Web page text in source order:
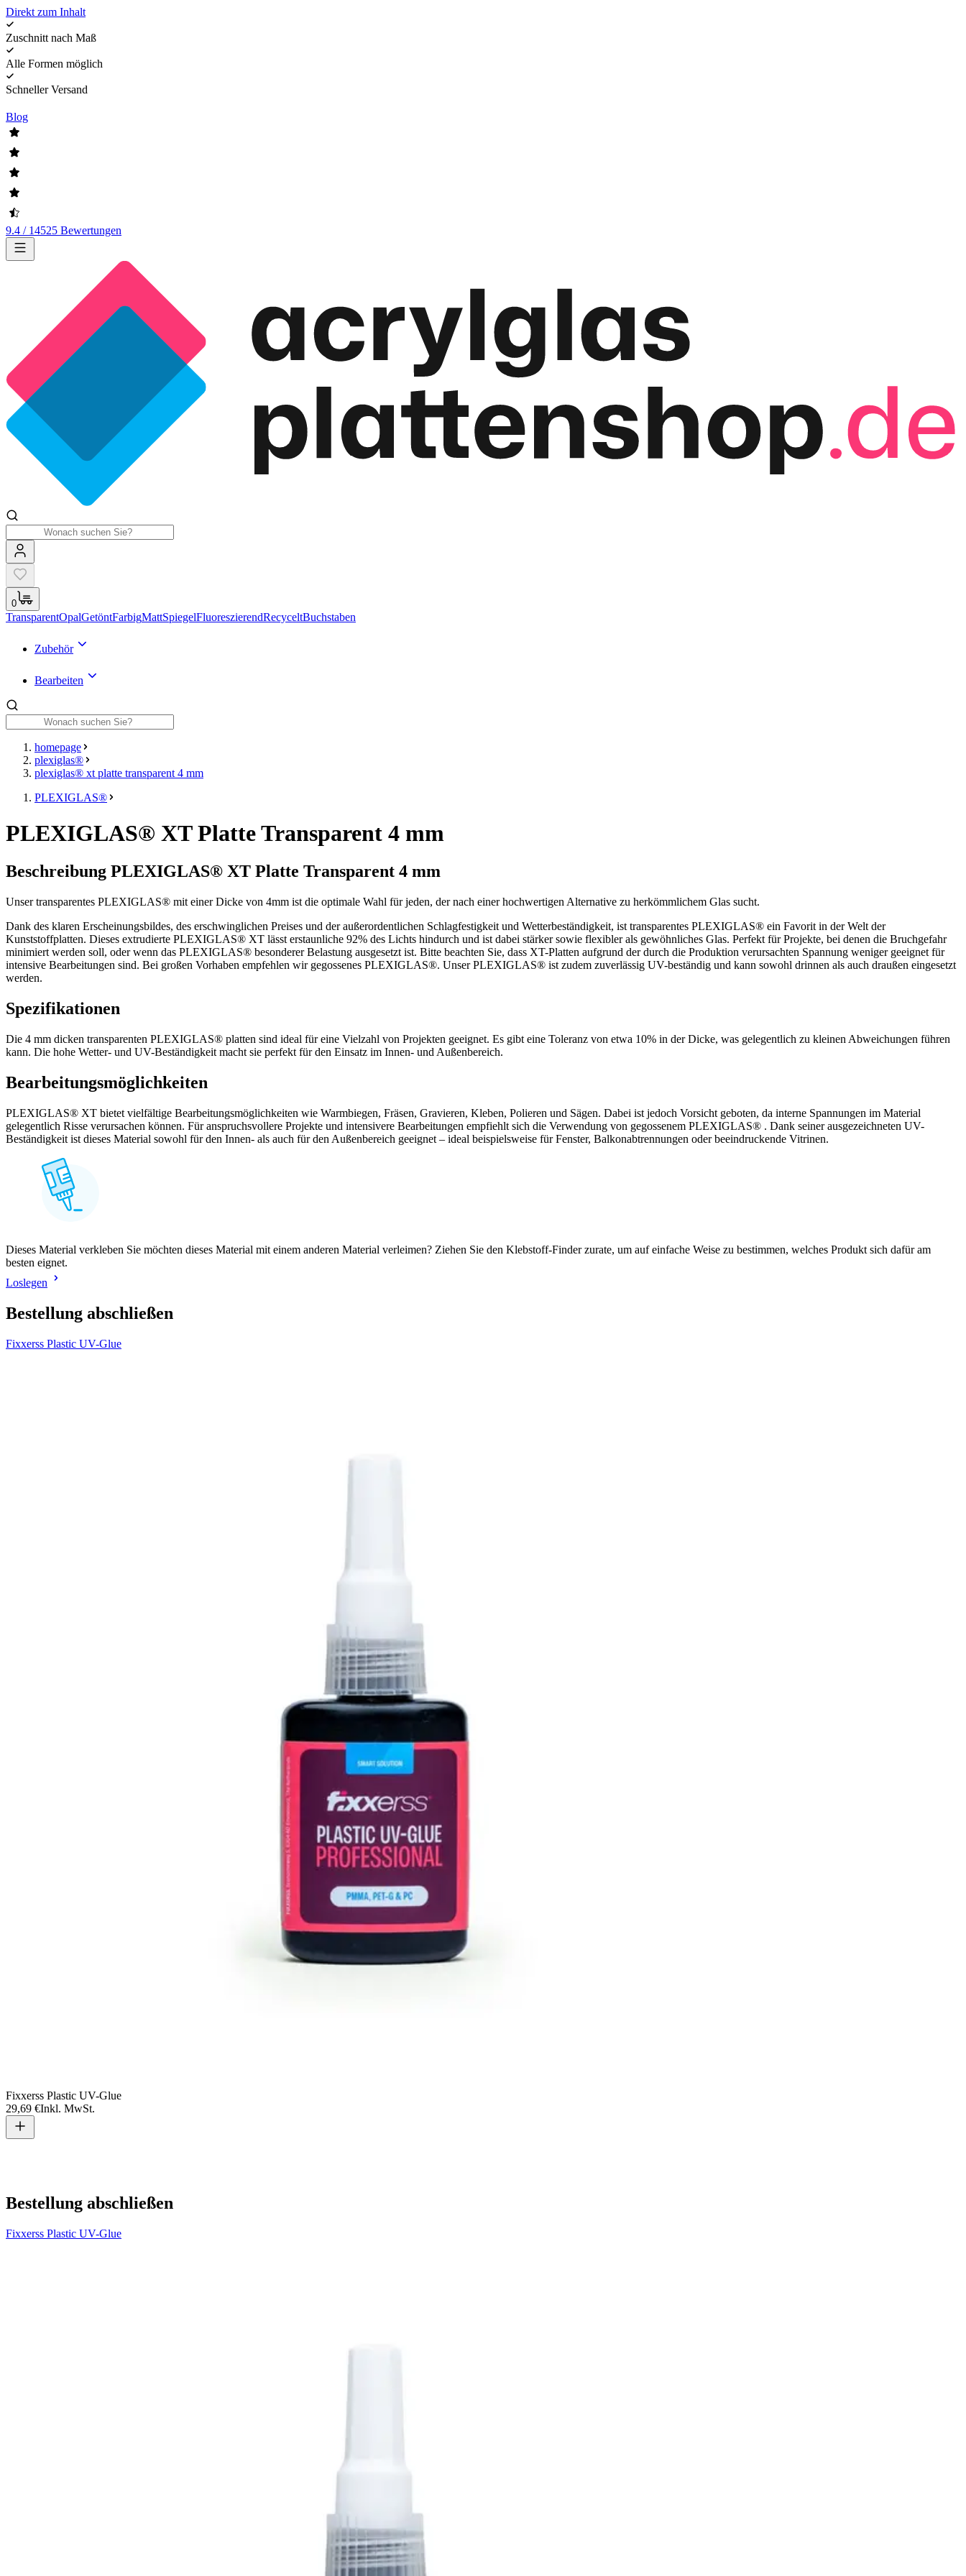
Direkt zum Inhalt
Zuschnitt nach Maß
Alle Formen möglich
Schneller Versand
Blog
9.4 / 14525 Bewertungen
0
TransparentOpalGetöntFarbigMattSpiegelFluoreszierendRecyceltBuchstaben
Zubehör
Bearbeiten
homepage
plexiglas®
plexiglas® xt platte transparent 4 mm
PLEXIGLAS®
PLEXIGLAS® XT Platte Transparent 4 mm
Beschreibung PLEXIGLAS® XT Platte Transparent 4 mm
Unser transparentes PLEXIGLAS® mit einer Dicke von 4mm ist die optimale Wahl für jeden, der nach einer hochwertigen Alternative zu herkömmlichem Glas sucht.
Dank des klaren Erscheinungsbildes, des erschwinglichen Preises und der außerordentlichen Schlagfestigkeit und Wetterbeständigkeit, ist transparentes PLEXIGLAS® ein Favorit in der Welt der
Kunststoffplatten. Dieses extrudierte PLEXIGLAS® XT lässt erstaunliche 92% des Lichts hindurch und ist dabei stärker sowie flexibler als gewöhnliches Glas. Perfekt für Projekte, bei denen die Bruchgefahr
minimiert werden soll, oder wenn das PLEXIGLAS® besonderer Belastung ausgesetzt ist. Bitte beachten Sie, dass XT-Platten aufgrund der durch die Produktion verursachten Spannung weniger geeignet für
intensive Bearbeitungen sind. Bei großen Vorhaben empfehlen wir gegossenes PLEXIGLAS®. Unser PLEXIGLAS® ist zudem zuverlässig UV-beständig und kann sowohl drinnen als auch draußen eingesetzt
werden.
Spezifikationen
Die 4 mm dicken transparenten PLEXIGLAS® platten sind ideal für eine Vielzahl von Projekten geeignet. Es gibt eine Toleranz von etwa 10% in der Dicke, was gelegentlich zu kleinen Abweichungen führen
kann. Die hohe Wetter- und UV-Beständigkeit macht sie perfekt für den Einsatz im Innen- und Außenbereich.
Bearbeitungsmöglichkeiten
PLEXIGLAS® XT bietet vielfältige Bearbeitungsmöglichkeiten wie Warmbiegen, Fräsen, Gravieren, Kleben, Polieren und Sägen. Dabei ist jedoch Vorsicht geboten, da interne Spannungen im Material
gelegentlich Risse verursachen können. Für anspruchsvollere Projekte und intensivere Bearbeitungen empfiehlt sich die Verwendung von gegossenem PLEXIGLAS® . Dank seiner ausgezeichneten UV-
Beständigkeit ist dieses Material sowohl für den Innen- als auch für den Außenbereich geeignet – ideal beispielsweise für Fenster, Balkonabtrennungen oder beeindruckende Vitrinen.
Dieses Material verkleben Sie möchten dieses Material mit einem anderen Material verleimen? Ziehen Sie den Klebstoff-Finder zurate, um auf einfache Weise zu bestimmen, welches Produkt sich dafür am
besten eignet.
Loslegen
Bestellung abschließen
Fixxerss Plastic UV-Glue
Fixxerss Plastic UV-Glue
29,69 €Inkl. MwSt.
Bestellung abschließen
Fixxerss Plastic UV-Glue